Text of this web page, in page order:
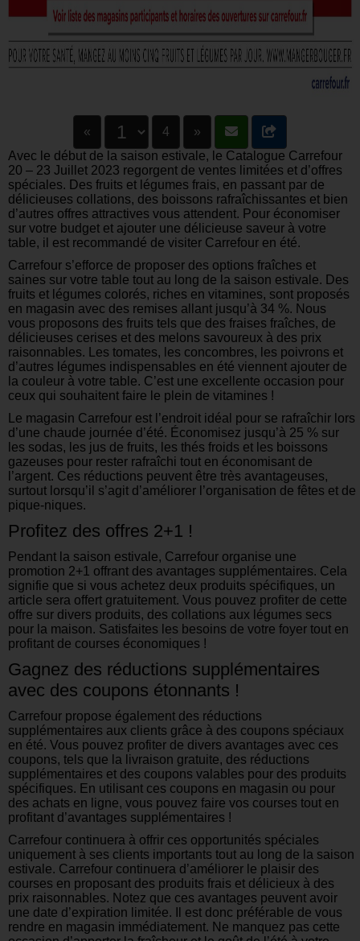
« 4
»
Avec le début de la saison estivale, le Catalogue Carrefour
20 – 23 Juillet 2023 regorgent de ventes limitées et d’offres
spéciales. Des fruits et légumes frais, en passant par de
délicieuses collations, des boissons rafraîchissantes et bien
d’autres offres attractives vous attendent. Pour économiser
sur votre budget et ajouter une délicieuse saveur à votre
table, il est recommandé de visiter Carrefour en été.
Carrefour s’efforce de proposer des options fraîches et
saines sur votre table tout au long de la saison estivale. Des
fruits et légumes colorés, riches en vitamines, sont proposés
en magasin avec des remises allant jusqu’à 34 %. Nous
vous proposons des fruits tels que des fraises fraîches, de
délicieuses cerises et des melons savoureux à des prix
raisonnables. Les tomates, les concombres, les poivrons et
d’autres légumes indispensables en été viennent ajouter de
la couleur à votre table. C’est une excellente occasion pour
ceux qui souhaitent faire le plein de vitamines !
Le magasin Carrefour est l’endroit idéal pour se rafraîchir lors
d’une chaude journée d’été. Économisez jusqu’à 25 % sur
les sodas, les jus de fruits, les thés froids et les boissons
gazeuses pour rester rafraîchi tout en économisant de
l’argent. Ces réductions peuvent être très avantageuses,
surtout lorsqu’il s’agit d’améliorer l’organisation de fêtes et de
pique-niques.
Profitez des offres 2+1 !
Pendant la saison estivale, Carrefour organise une
promotion 2+1 offrant des avantages supplémentaires. Cela
signifie que si vous achetez deux produits spécifiques, un
article sera offert gratuitement. Vous pouvez profiter de cette
offre sur divers produits, des collations aux légumes secs
pour la maison. Satisfaites les besoins de votre foyer tout en
profitant de courses économiques !
Gagnez des réductions supplémentaires
avec des coupons étonnants !
Carrefour propose également des réductions
supplémentaires aux clients grâce à des coupons spéciaux
en été. Vous pouvez profiter de divers avantages avec ces
coupons, tels que la livraison gratuite, des réductions
supplémentaires et des coupons valables pour des produits
spécifiques. En utilisant ces coupons en magasin ou pour
des achats en ligne, vous pouvez faire vos courses tout en
profitant d’avantages supplémentaires !
Carrefour continuera à offrir ces opportunités spéciales
uniquement à ses clients importants tout au long de la saison
estivale. Carrefour continuera d’améliorer le plaisir des
courses en proposant des produits frais et délicieux à des
prix raisonnables. Notez que ces avantages peuvent avoir
une date d’expiration limitée. Il est donc préférable de vous
rendre en magasin immédiatement. Ne manquez pas cette